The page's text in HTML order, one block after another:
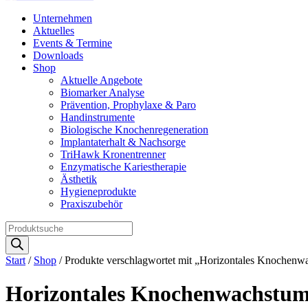
Unternehmen
Aktuelles
Events & Termine
Downloads
Shop
Aktuelle Angebote
Biomarker Analyse
Prävention, Prophylaxe & Paro
Handinstrumente
Biologische Knochenregeneration
Implantaterhalt & Nachsorge
TriHawk Kronentrenner
Enzymatische Kariestherapie
Ästhetik
Hygieneprodukte
Praxiszubehör
Products
search
Start / Shop / Produkte verschlagwortet mit „Horizontales
Horizontales